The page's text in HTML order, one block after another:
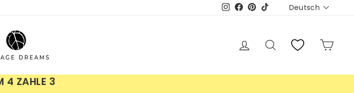
Instagram
Facebook
Pinterest
TikTok Sprache
Deutsch
EinloggenSuche
4 ZAHLE 3